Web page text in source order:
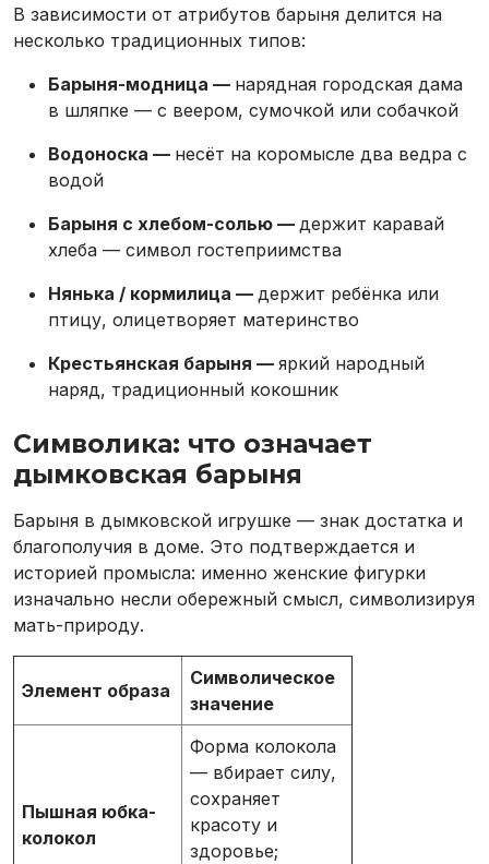
В зависимости от атрибутов барыня делится на
несколько традиционных типов:
Барыня-модница — нарядная городская дама
в шляпке — с веером, сумочкой или собачкой
Водоноска — несёт на коромысле два ведра с
водой
Барыня с хлебом-солью — держит каравай
хлеба — символ гостеприимства
Нянька / кормилица — держит ребёнка или
птицу, олицетворяет материнство
Крестьянская барыня — яркий народный
наряд, традиционный кокошник
Символика: что означает
дымковская барыня
Барыня в дымковской игрушке — знак достатка и
благополучия в доме. Это подтверждается и
историей промысла: именно женские фигурки
изначально несли обережный смысл, символизируя
мать-природу.
Элемент образа
Символическое
значение
Пышная юбка-
колокол
Форма колокола
— вбирает силу,
сохраняет
красоту и
здоровье;